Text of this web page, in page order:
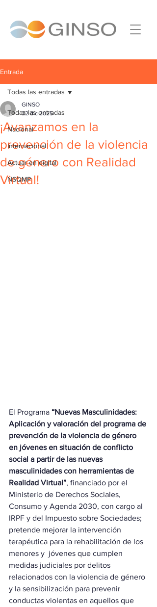
Entrada
Todas las entradas
Nacional
Internacional
Actuar en digital
NSQMP
Todas las entradas
¡Avanzamos en la
prevención de la violencia
de género con Realidad
Virtual!
GINSO
22 dic 2025
El Programa “Nuevas Masculinidades:
Aplicación y valoración del programa de
prevención de la violencia de género
en jóvenes en situación de conflicto
social a partir de las nuevas
masculinidades con herramientas de
Realidad Virtual”, financiado por el
Ministerio de Derechos Sociales,
Consumo y Agenda 2030, con cargo al
IRPF y del Impuesto sobre Sociedades;
pretende mejorar la intervención
terapéutica para la rehabilitación de los
menores y  jóvenes que cumplen
medidas judiciales por delitos
relacionados con la violencia de género
y la sensibilización para prevenir
conductas violentas en aquellos que